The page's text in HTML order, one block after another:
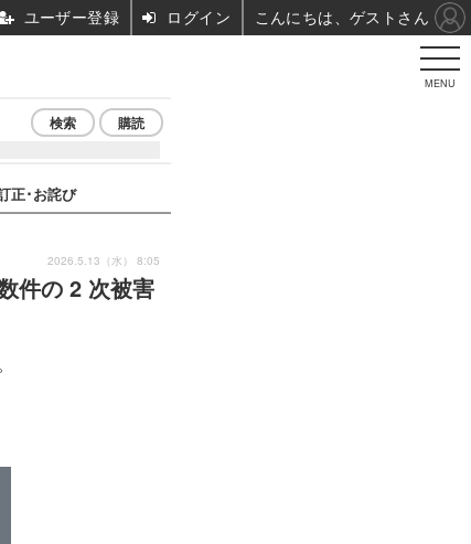
MENU
検索 購読
正･お詫び
件の 2 次被害
2026.5.13（水） 8:05
ユーザー登録 ログイン こんにちは、ゲストさん